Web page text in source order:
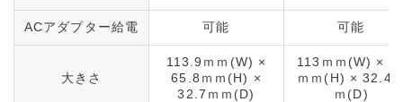
ACアダプター給電 可能 可能
大きさ
113.9ｍｍ(W) ×
65.8ｍｍ(H) ×
32.7ｍｍ(D)
113ｍｍ(W) ×
ｍｍ(H) × 32.4
ｍ(D)